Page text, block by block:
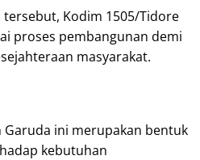
Kodim 1505/Tidore
proses pembangunan demi
masyarakat.
Garuda ini merupakan bentuk
kebutuhan